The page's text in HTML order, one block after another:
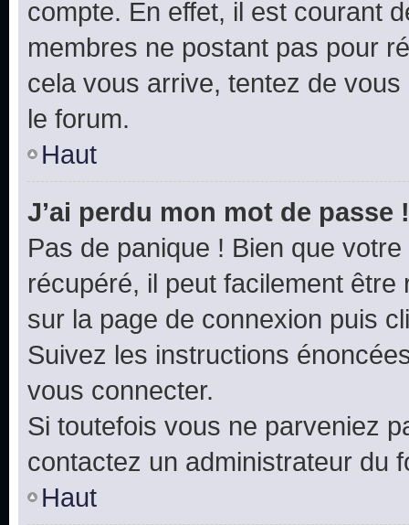
compte. En effet, il est courant
membres ne postant pas pour
cela vous arrive, tentez de
le forum.
Haut
J’ai perdu mon mot de passe !
Pas de panique ! Bien que
récupéré, il peut facilement
sur la page de connexion puis
Suivez les instructions
vous connecter.
Si toutefois vous ne parveniez
contactez un administrateur du
Haut